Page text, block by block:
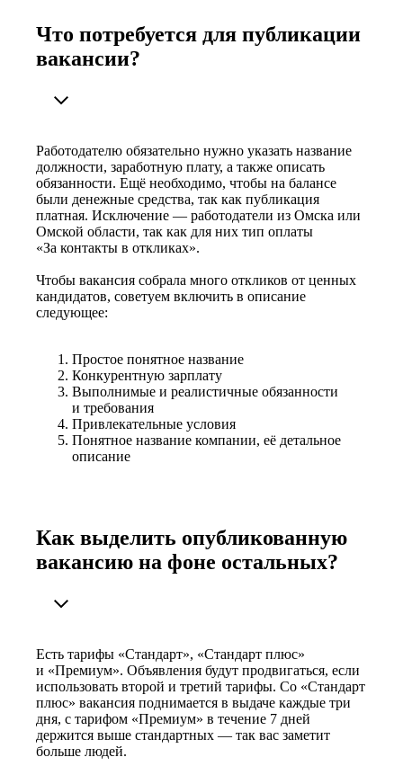
Что потребуется для публикации
вакансии?
Работодателю обязательно нужно указать название
должности, заработную плату, а также описать
обязанности. Ещё необходимо, чтобы на балансе
были денежные средства, так как публикация
платная. Исключение — работодатели из Омска или
Омской области, так как для них тип оплаты
«За контакты в откликах».
Чтобы вакансия собрала много откликов от ценных
кандидатов, советуем включить в описание
следующее:
Простое понятное название
Конкурентную зарплату
Выполнимые и реалистичные обязанности
и требования
Привлекательные условия
Понятное название компании, её детальное
описание
Как выделить опубликованную
вакансию на фоне остальных?
Есть тарифы «Стандарт», «Стандарт плюс»
и «Премиум». Объявления будут продвигаться, если
использовать второй и третий тарифы. Со «Стандарт
плюс» вакансия поднимается в выдаче каждые три
дня, с тарифом «Премиум» в течение 7 дней
держится выше стандартных — так вас заметит
больше людей.